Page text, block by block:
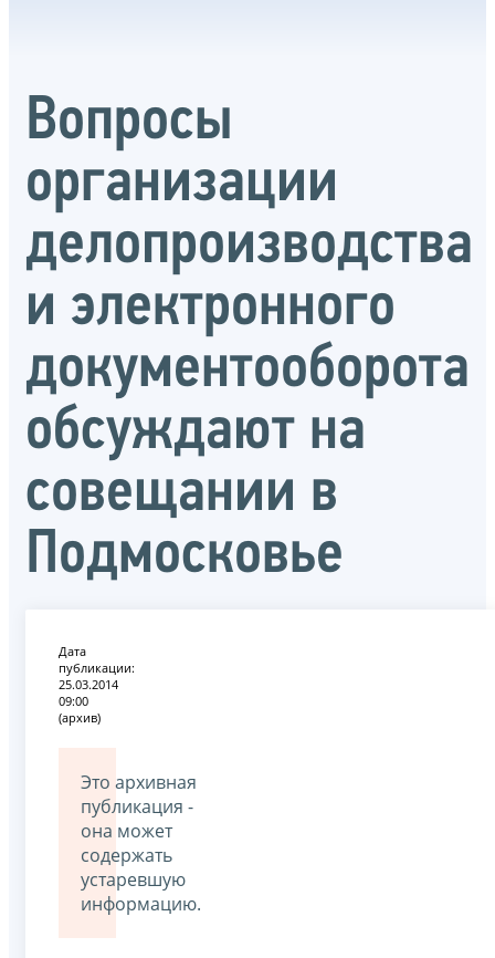
Вопросы
организации
делопроизводства
и электронного
документооборота
обсуждают на
совещании в
Подмосковье
Дата
публикации:
25.03.2014
09:00
(архив)
Это архивная
публикация -
она может
содержать
устаревшую
информацию.